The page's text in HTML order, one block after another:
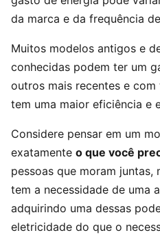
da marca e da frequência
Muitos modelos antigos e
conhecidas podem ter um
outros mais recentes e
tem uma maior eficiência e
Considere pensar em um
exatamente o que você
pessoas que moram
tem a necessidade de uma
adquirindo uma dessas
eletricidade do que o